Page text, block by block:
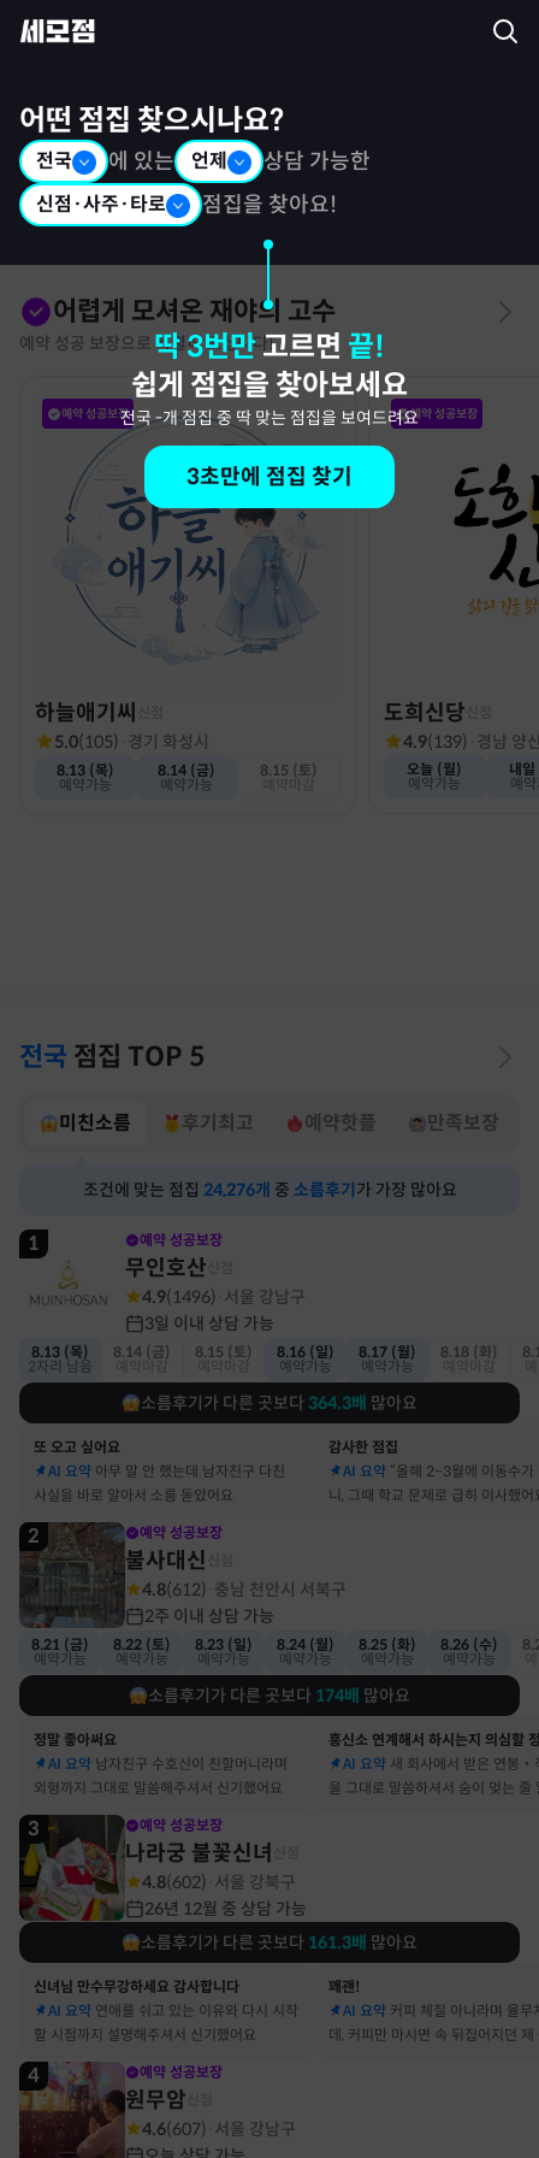
어떤 점집 찾으시나요?
전국 에 있는 언제 상담 가능한
신점·사주·타로 점집을 찾아요!
딱 3번만 고르면 끝!
쉽게 점집을 찾아보세요
전국-개 점집 중 딱 맞는 점집을 보여드려요
3초만에 점집 찾기
어렵게 모셔온 재야의 고수
예약 성공 보장으로 특별히 모십니다!
예약 성공보장
하늘애기씨
5.0(105) · 경기 화성시
8.13 (목)
예약가능
8.14 (금)
예약가능
8.15 (토)
예약 성공보장
도희신당
4.9(139) · 경남 양
오늘 (월)
예약가능
내
예
전국 점집 TOP 5
미친소름 후기최고 예약핫플 만족보장
조건에 맞는 점집 24,276개 중 소름후기 가 가장 많아요
1 예약 성공보장
무인호산
4.9(1496) 서울 강남구
3일 이내 상담 가능
8.13 (목)
2자리 남음
8.14 (금)
8.15 (토)
8.16 (일)
예약가능
8.17 (월)
예약가능
8.18 (화)
소름후기가 다른 곳보다 364.3배 많아요
또 오고 싶어요
AI 요약 아무 말 안 했는데 남자친구 다친
사실을 바로 알아서 소름 돋았어요
감사한 점집
AI 요약 “올해 2~3월에 이동수가
니, 그때 학교 문제로 급히 이사했어
2 예약 성공보장
불사대신
4.8(612) 충남 천안시 서북구
2주 이내 상담 가능
8.21 (금)
예약가능
8.22 (토)
예약가능
8.23 (일)
예약가능
8.24 (월)
예약가능
8.25 (화)
예약가능
8.26 (수)
예약가능
소름후기가 다른 곳보다 174배 많아요
정말 좋아써요
AI 요약 남자친구 수호신이 친할머니라며
외형까지 그대로 말씀해주셔서 신기했어요
AI 요약 새 회사에서 받은 연봉‧
을 그대로 말씀하셔서 숨이 멎는 줄
3 예약 성공보장
나라궁 불꽃신녀
4.8(602) 서울 강북구
26년 12월 중 상담 가능
소름후기가 다른 곳보다 161.3배 많아요
신녀님 만수무강하세요 감사합니다
AI 요약 연애를 쉬고 있는 이유와 다시 시작
할 시점까지 설명해주셔서 신기했어요
꽤괜!
AI 요약 커피 체질 아니라며 율무
데, 커피만 마시면 속 뒤집어지던 제
4 예약 성공보장
원무암
4.6(607) 서울 강남구